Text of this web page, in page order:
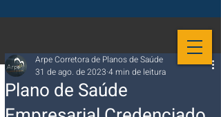
Plano de Saúde
Arpe Corretora de Planos de Saúde
31 de ago. de 2023 4 min de leitura